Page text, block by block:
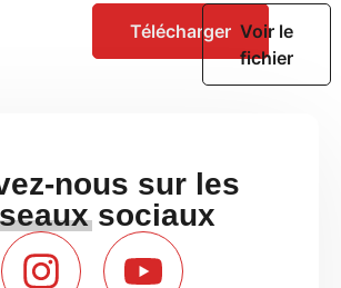
Télécharger Voir le
fichier
nous sur les
sociaux